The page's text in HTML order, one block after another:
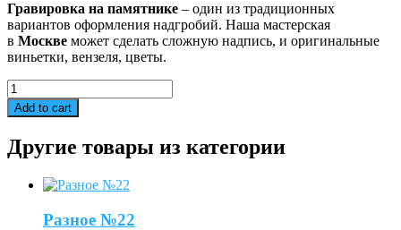
Гравировка на памятнике – один из традиционных
вариантов оформления надгробий. Наша мастерская
в Москве может сделать сложную надпись, и оригинальные
виньетки, вензеля, цветы.
Разное
№70
quantity
Add to cart
Другие товары из категории
Разное №22